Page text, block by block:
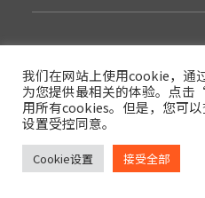
版权© 2022西安眼得
陕ICP备17017591号-3
我们在网站上使用cookie，通
为您提供最相关的体验。点
用所有cookies。但是，您可
设置受控同意。
Cookie设置 接受全部